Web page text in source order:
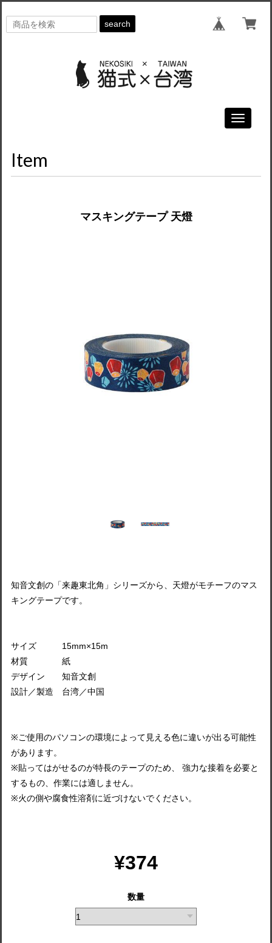
search
Toggle
Item
マスキングテープ 天燈
知音文創の「来趣東北角」シリーズから、天燈がモチーフのマス
キングテープです。
サイズ 15mm×15m
材質 紙
デザイン 知音文創
設計／製造 台湾／中国
※ご使用のパソコンの環境によって見える色に違いが出る可能性
があります。
※貼ってはがせるのが特長のテープのため、 強力な接着を必要と
するもの、作業には適しません。
※火の側や腐食性溶剤に近づけないでください。
¥374
数量